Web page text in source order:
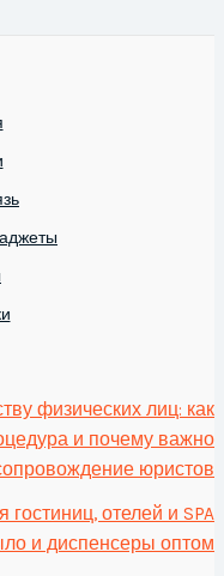
физических лиц: как
и почему важно
юристов
гостиниц, отелей и SPA
и диспенсеры оптом